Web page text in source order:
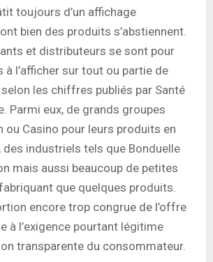
toujours d’un affichage
bien des produits s’abstiennent.
et distributeurs se sont pour
à l’afficher sur tout ou partie de
les chiffres publiés par Santé
Parmi eux, de grands groupes
ou Casino pour leurs produits en
des industriels tels que Bonduelle
mais aussi beaucoup de petites
que quelques produits.
encore trop congrue de l’offre
à l’exigence pourtant légitime
transparente du consommateur.